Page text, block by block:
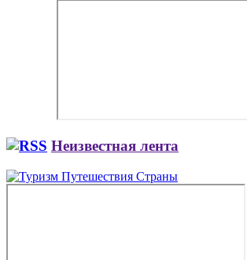
Неизвестная лента